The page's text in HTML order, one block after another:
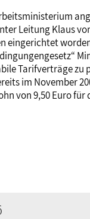
Leitung Klaus
eingerichtet
Tarifverträge zu
im November
von 9,50 Euro für